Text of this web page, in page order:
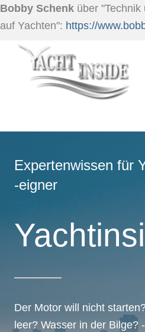
Bobby Schenk über
auf Yachten": https://
Expertenwissen für
-eigner
Der Motor will nicht
leer? Wasser in der Bilge?